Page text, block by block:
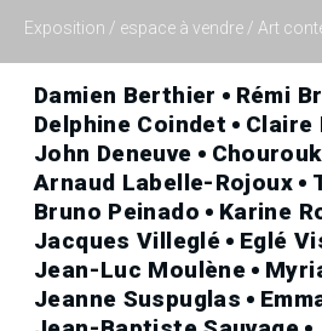
Exposition / espace à vendre / Art
Damien Berthier
Rémi
Delphine Coindet
Claire
John Deneuve
Arnaud Labelle-Rojoux
Bruno Peinado
Karine
Jacques Villeglé
Eglé
Jean-Luc Moulène
Jeanne Suspuglas